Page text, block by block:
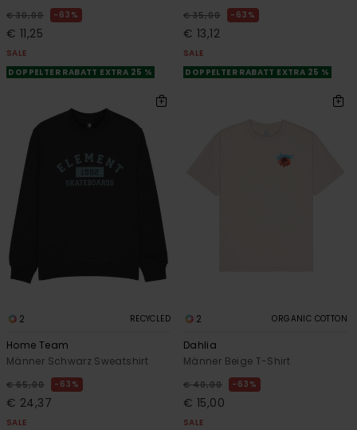
€ 30,00 63%
€ 11,25
SALE
DOPPELTER RABATT EXTRA 25 %
€ 35,00 63%
€ 13,12
SALE
DOPPELTER RABATT EXTRA 25 %
2 RECYCLED
Home Team
Männer Schwarz Sweatshirt
€ 65,00 63%
€ 24,37
SALE
2 ORGANIC COTTON
Dahlia
Männer Beige T-Shirt
€ 40,00 63%
€ 15,00
SALE